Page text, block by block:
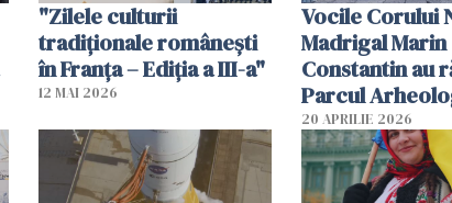
"Zilele culturii
tradiționale românești
în Franța – Ediția a III-a"
12 MAI 2026
Vocile Corului
Madrigal Marin
Constantin au
Parcul
Pompei
20 APRILIE 2026